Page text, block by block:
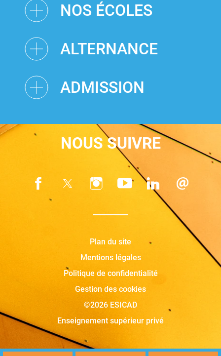
NOS ÉCOLES
ALTERNANCE
ADMISSION
NOUS SUIVRE
Plan du site
Mentions légales
Politique de confidentialité
Gestion des cookies
©2026 ESICAD
Enseignement supérieur privé